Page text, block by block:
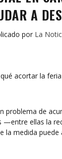
A
por La
problema de
—entre ellas la
la medida